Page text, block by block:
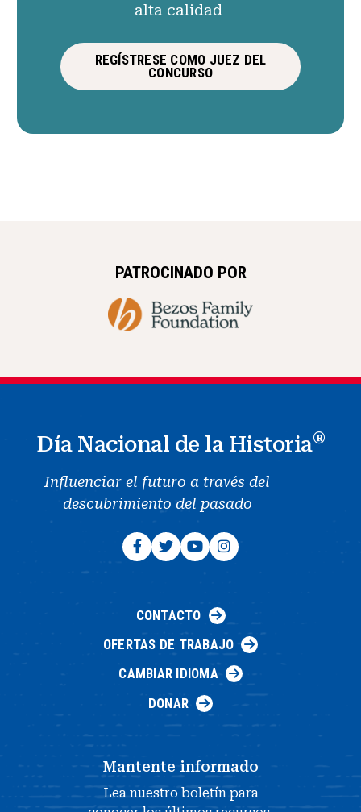
alta calidad
REGÍSTRESE COMO JUEZ DEL
CONCURSO
PATROCINADO POR
Día Nacional de la Historia®
Influenciar el futuro a través del
descubrimiento del pasado
CONTACTO
OFERTAS DE TRABAJO
CAMBIAR IDIOMA
DONAR
Mantente informado
Lea nuestro boletín para